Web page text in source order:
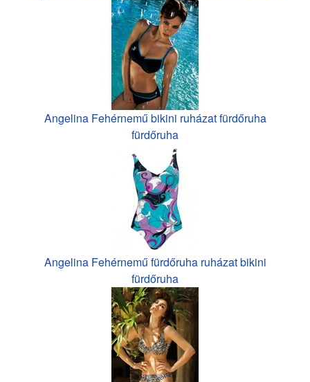
Angelina Fehérnemű bikini ruházat fürdőruha
fürdőruha
Angelina Fehérnemű fürdőruha ruházat bikini
fürdőruha